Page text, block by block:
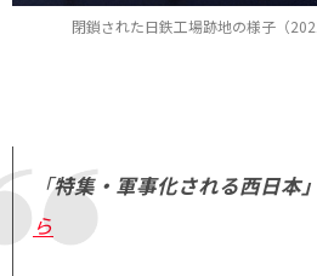
閉鎖された日鉄工場跡地の様子（
「特集・軍事化される西日本」
ら